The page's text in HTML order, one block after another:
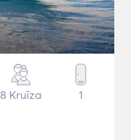
8 Kruīza 1